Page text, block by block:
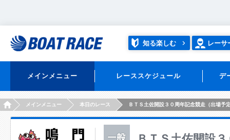
知る楽しむ レーサ
メインメニュー レーススケジュール デ
HOMEメインメニュー 本日のレース ＢＴＳ土佐開設３０周年記念競走（出場予